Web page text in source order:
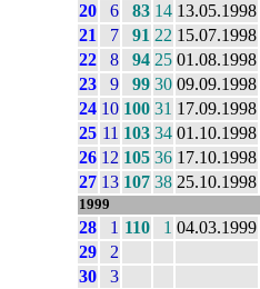
20
6 83 14 13.05.1998
21
7 91 22 15.07.1998
22
8 94 25 01.08.1998
23
9 99 30 09.09.1998
24 10 100 31 17.09.1998
25 11 103 34 01.10.1998
26 12 105 36 17.10.1998
27 13 107 38 25.10.1998
1999
28 1 110 1 04.03.1999
29
2
30
3